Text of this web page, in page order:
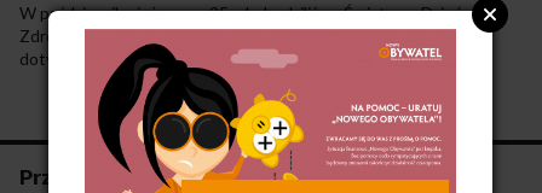
W październiku już po raz 25. obchodziliśmy Światowy Dzień
Zdrowia Psychicznego. Funkcjonuje cała masa stereotypów
dotyczących problemów psychicznych.
Przekażmy sobie znak niepokoju